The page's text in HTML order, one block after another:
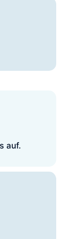
auf.